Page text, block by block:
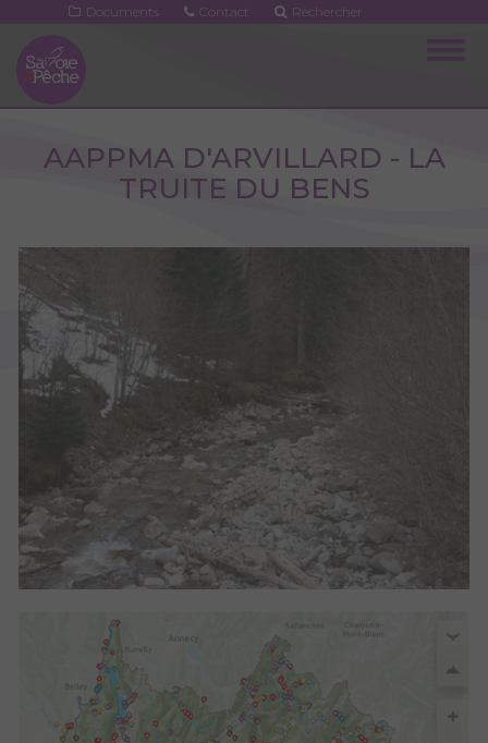
contenu
principal
Documents Contact Rechercher
AAPPMA D'ARVILLARD - LA
TRUITE DU BENS